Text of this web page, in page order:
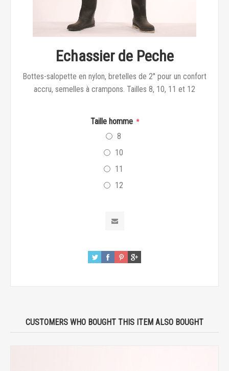
Echassier de Peche
Bottes-salopette en nylon, bretelles de 2'' pour un confort
accru, semelles à crampons. Tailles 8, 10, 11 et 12
Taille homme *
8
10
11
12
CUSTOMERS WHO BOUGHT THIS ITEM ALSO BOUGHT